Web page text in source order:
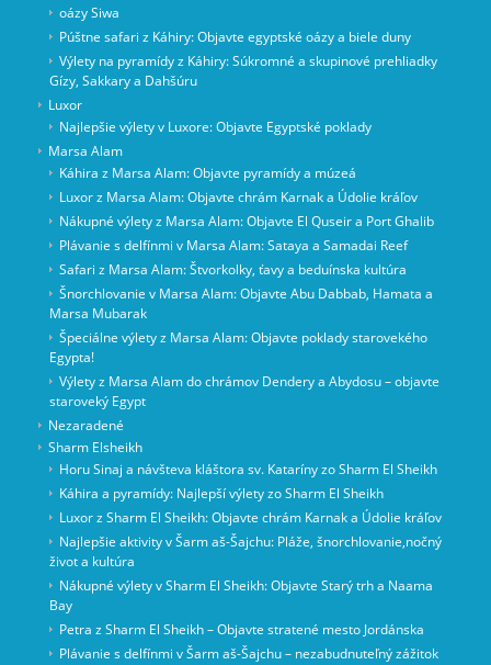
oázy Siwa
Púštne safari z Káhiry: Objavte egyptské oázy a biele duny
Výlety na pyramídy z Káhiry: Súkromné a skupinové prehliadky
Gízy, Sakkary a Dahšúru
Luxor
Najlepšie výlety v Luxore: Objavte Egyptské poklady
Marsa Alam
Káhira z Marsa Alam: Objavte pyramídy a múzeá
Luxor z Marsa Alam: Objavte chrám Karnak a Údolie kráľov
Nákupné výlety z Marsa Alam: Objavte El Quseir a Port Ghalib
Plávanie s delfínmi v Marsa Alam: Sataya a Samadai Reef
Safari z Marsa Alam: Štvorkolky, ťavy a beduínska kultúra
Šnorchlovanie v Marsa Alam: Objavte Abu Dabbab, Hamata a
Marsa Mubarak
Špeciálne výlety z Marsa Alam: Objavte poklady starovekého
Egypta!
Výlety z Marsa Alam do chrámov Dendery a Abydosu – objavte
staroveký Egypt
Nezaradené
Sharm Elsheikh
Horu Sinaj a návšteva kláštora sv. Kataríny zo Sharm El Sheikh
Káhira a pyramídy: Najlepší výlety zo Sharm El Sheikh
Luxor z Sharm El Sheikh: Objavte chrám Karnak a Údolie kráľov
Najlepšie aktivity v Šarm aš-Šajchu: Pláže, šnorchlovanie,nočný
život a kultúra
Nákupné výlety v Sharm El Sheikh: Objavte Starý trh a Naama
Bay
Petra z Sharm El Sheikh – Objavte stratené mesto Jordánska
Plávanie s delfínmi v Šarm aš-Šajchu – nezabudnuteľný zážitok